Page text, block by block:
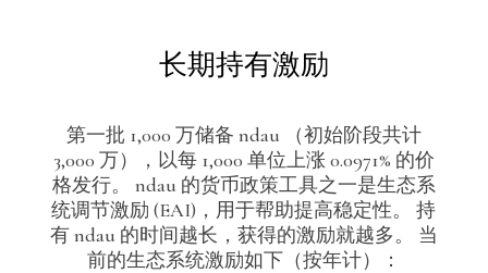
长期持有激励
第一批 1,000 万储备 ndau （初始阶段共计
3,000 万），以每 1,000 单位上涨 0.0971% 的价
格发行。 ndau 的货币政策工具之一是生态系
统调节激励 (EAI)，用于帮助提高稳定性。 持
有 ndau 的时间越长，获得的激励就越多。 当
前的生态系统激励如下（按年计）：